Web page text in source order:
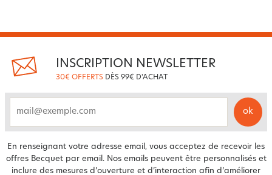
INSCRIPTION NEWSLETTER
30€ OFFERTS DÈS 99€ D'ACHAT
ok
En renseignant votre adresse email, vous acceptez de recevoir les
offres Becquet par email. Nos emails peuvent être personnalisés et
inclure des mesures d’ouverture et d’interaction afin d’améliorer